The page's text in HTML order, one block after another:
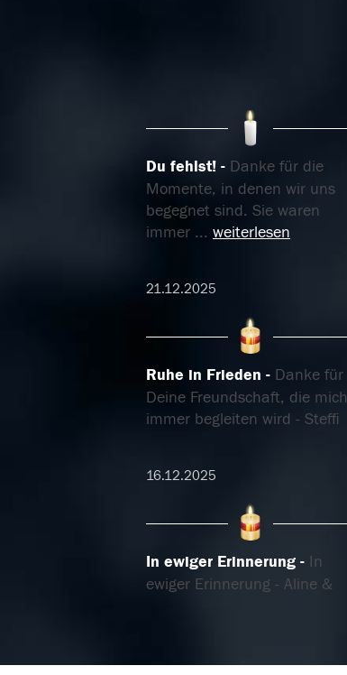
Du fehlst!
Danke für die
Momente, in denen wir uns
begegnet sind. Sie waren
immer ... weiterlesen
21.12.2025
Ruhe in Frieden
Danke für
Deine Freundschaft, die mich
immer begleiten wird - Steffi
16.12.2025
In ewiger Erinnerung
In
ewiger Erinnerung - Aline &
16.12.2025